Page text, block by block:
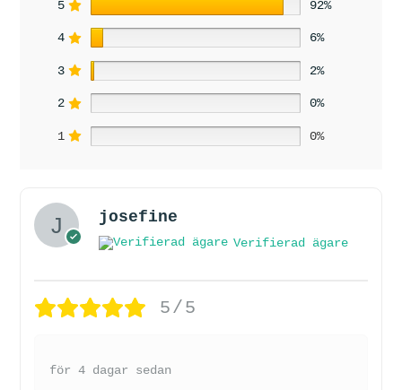
5 92%
4 6%
3 2%
2 0%
1 0%
josefine
Verifierad ägare
5/5
för 4 dagar sedan